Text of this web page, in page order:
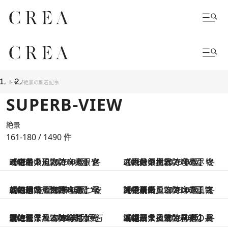
トップ絶景の新着記事
SUPERB-VIEW
絶景
161-180 / 1490件
2026.1.2
【宮崎県・2026年版】冬の絶景・風物詩10選。宮崎の冬の風物詩・大根やぐら、大迫力のライトアップも 2026.1.2
【大分県・2026年版】冬の絶景・風物詩10選。牧ノ戸峠の樹氷で埋め尽くされた銀世界
2026.1.2
【熊本県・2026年版】冬の絶景・風物詩10選。早朝に池からあがる霧と“安産の神”を祀る神社がつくる幻想的な世界 2026.1.2
【長崎県・2026年版】冬の絶景・風物詩10選。三大中華街ならではの風物詩「長崎ランタンフェスティバル」
2026.1.2
【佐賀県・2026年版】冬の絶景・風物詩9選。伊万里湾に浮かぶ48の島が、霧に包まれる神秘的な光景 2026.1.2
【福岡県・2026年版】冬の絶景・風物詩10選。日本新三大夜景と星空の共演は、まるで宝石箱のよう